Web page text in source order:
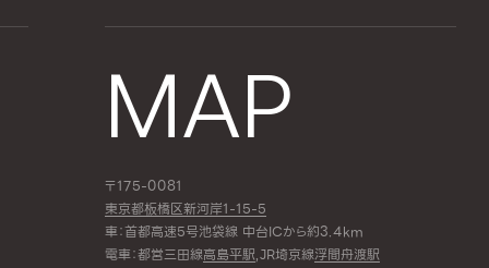
MAP
〒175-0081
東京都板橋区新河岸1-15-5
車：首都高速5号池袋線 中台ICから約3.4km
電車：都営三田線高島平駅,JR埼京線浮間舟渡駅